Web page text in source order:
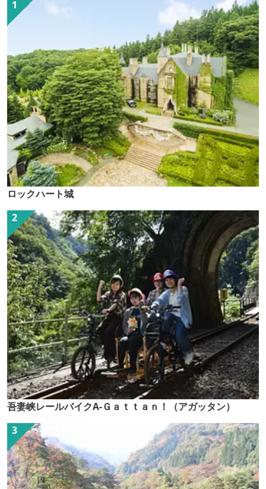
ロックハート城
吾妻峡レールバイクA-Ｇａｔｔａｎ！（アガッタン）